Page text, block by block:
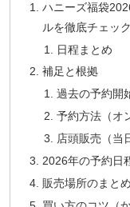
ハニーズ福袋
ルを徹底チェック
日程まとめ
補足と根拠
過去の予約開
予約方法（オ
店頭販売（当
2026年の予約日
販売場所のまとめ